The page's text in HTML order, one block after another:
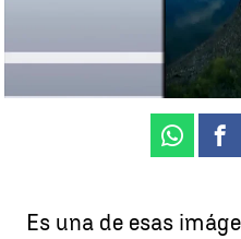
Úrsula Lorenzo
Publicado: 20 de
Es una de esas